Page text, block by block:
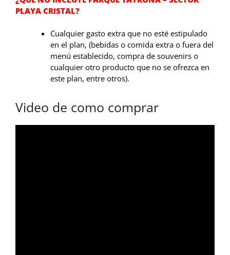
PLAYA CRISTAL?
Cualquier gasto extra que no esté estipulado
en el plan, (bebidas o comida extra o fuera del
menú establecido, compra de souvenirs o
cualquier otro producto que no se ofrezca en
este plan, entre otros).
Video de como comprar